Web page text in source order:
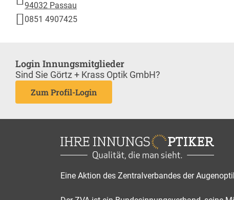
94032 Passau
0851 4907425
Login Innungsmitglieder
Sind Sie Görtz + Krass Optik GmbH?
Zum Profil-Login
Eine Aktion des Zentralverbandes der